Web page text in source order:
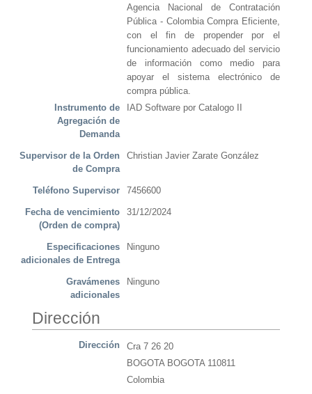
Agencia Nacional de Contratación
Pública - Colombia Compra Eficiente,
con el fin de propender por el
funcionamiento adecuado del servicio
de información como medio para
apoyar el sistema electrónico de
compra pública.
Instrumento de
Agregación de
Demanda
IAD Software por Catalogo II
Supervisor de la Orden
de Compra
Christian Javier Zarate González
Teléfono Supervisor 7456600
Fecha de vencimiento
(Orden de compra)
31/12/2024
Especificaciones
adicionales de Entrega
Ninguno
Gravámenes
adicionales
Ninguno
Dirección
Dirección
Cra 7 26 20
BOGOTA BOGOTA 110811
Colombia